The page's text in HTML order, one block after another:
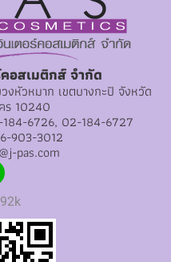
อสเมติกส์ จำกัด
หัวหมาก เขตบางกะปิ จังหวัด
ร 10240
6726, 02-184-6727
903-3012
pas.com